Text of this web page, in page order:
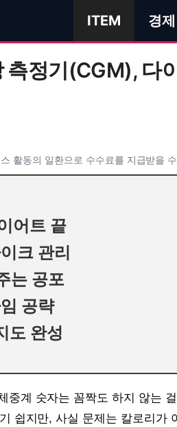
ITEM 경제
측정기(CGM), 다
활동의 일환으로 수수료를 지급받을
어트 끝
크 관리
는 공포
공략
도 완성
중계 숫자는 꼼짝도 하지 않는
쉽지만, 사실 문제는 칼로리가